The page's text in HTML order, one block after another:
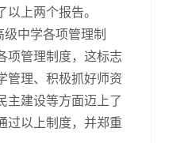
上两个报告。
中学各项管理制
项管理制度，这标志
管理、积极抓好师资
主建设等方面迈上了
过以上制度，并郑重